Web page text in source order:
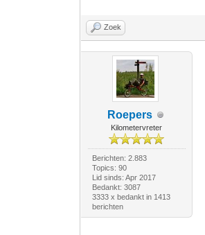
Zoek
Roepers
Kilometervreter
Berichten: 2.883
Topics: 90
Lid sinds: Apr 2017
Bedankt: 3087
3333 x bedankt in 1413
berichten